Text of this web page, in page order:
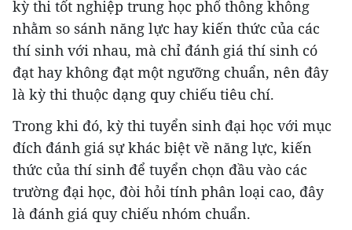
kỳ thi tốt nghiệp trung học phổ thông không
nhằm so sánh năng lực hay kiến thức của các
thí sinh với nhau, mà chỉ đánh giá thí sinh có
đạt hay không đạt một ngưỡng chuẩn, nên đây
là kỳ thi thuộc dạng quy chiếu tiêu chí.
Trong khi đó, kỳ thi tuyển sinh đại học với mục
đích đánh giá sự khác biệt về năng lực, kiến
thức của thí sinh để tuyển chọn đầu vào các
trường đại học, đòi hỏi tính phân loại cao, đây
là đánh giá quy chiếu nhóm chuẩn.